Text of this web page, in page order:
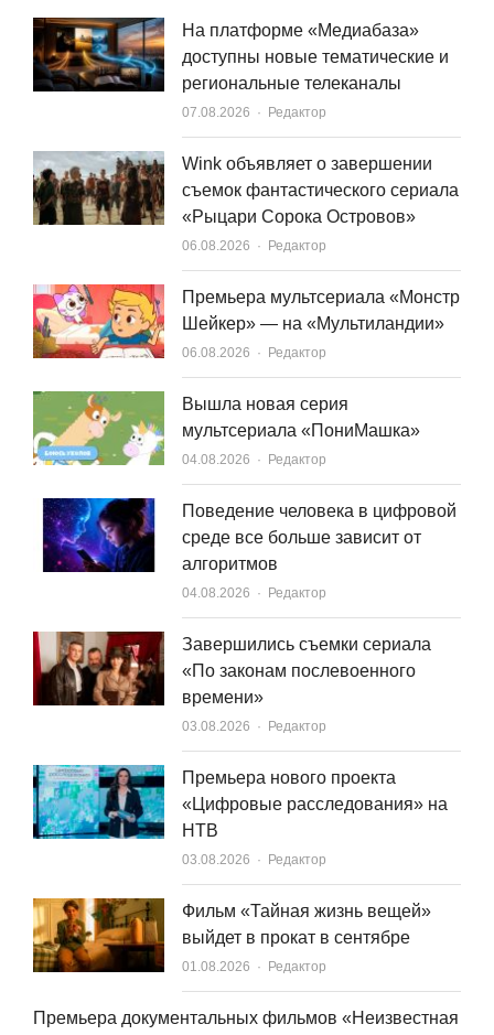
На платформе «Медиабаза»
доступны новые тематические и
региональные телеканалы
07.08.2026 Author
Редактор
Wink объявляет о завершении
съемок фантастического сериала
«Рыцари Сорока Островов»
06.08.2026 Author
Редактор
Премьера мультсериала «Монстр
Шейкер» — на «Мультиландии»
06.08.2026 Author
Редактор
Вышла новая серия
мультсериала «ПониМашка»
04.08.2026 Author
Редактор
Поведение человека в цифровой
среде все больше зависит от
алгоритмов
04.08.2026 Author
Редактор
Завершились съемки сериала
«По законам послевоенного
времени»
03.08.2026 Author
Редактор
Премьера нового проекта
«Цифровые расследования» на
НТВ
03.08.2026 Author
Редактор
Фильм «Тайная жизнь вещей»
выйдет в прокат в сентябре
01.08.2026 Author
Редактор
Премьера документальных фильмов «Неизвестная